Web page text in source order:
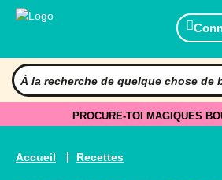
PROCURE-TOI MAGIQUES
Accueil Recettes